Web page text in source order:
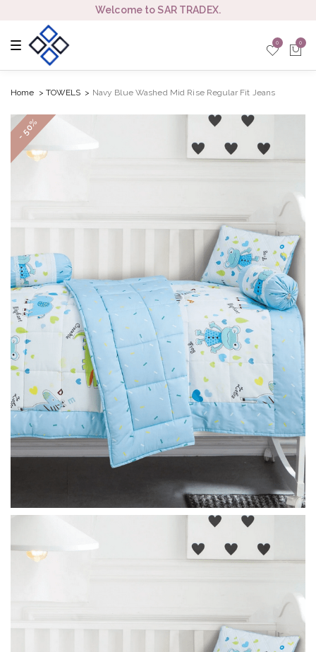
Welcome to SAR TRADEX.
T
o
g
e
v
i
g
t
0 0
Home TOWELS Navy Blue Washed Mid Rise Regular Fit Jeans
- 50%